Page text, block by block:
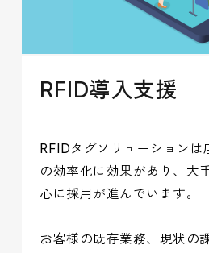
RFID導入支援
RFIDタグソリューションは
の効率化に効果があり、大
心に採用が進んでいます。
お客様の既存業務、現状の